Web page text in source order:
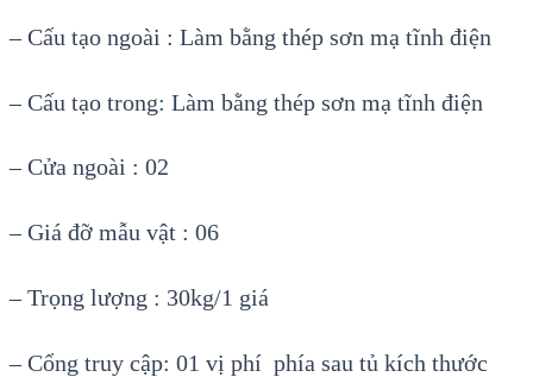
– Cấu tạo ngoài : Làm bằng thép sơn mạ tĩnh điện
– Cấu tạo trong: Làm bằng thép sơn mạ tĩnh điện
– Cửa ngoài : 02
– Giá đỡ mẫu vật : 06
– Trọng lượng : 30kg/1 giá
– Cổng truy cập: 01 vị phí phía sau tủ kích thước